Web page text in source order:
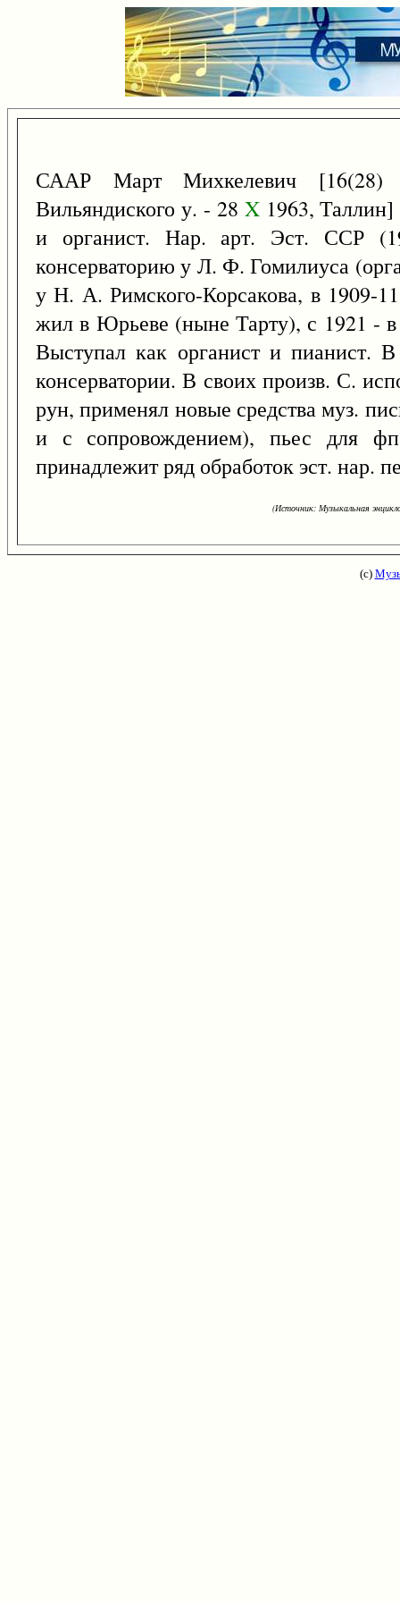
СААР Март Михкелевич
Вильяндиского у. - 28 X1963, Таллин]
и органист. Нар. арт. Эст. ССР
консерваторию у Л. Ф. Гомилиуса
у Н. А. Римского-Корсакова, в 1909-
жил в Юрьеве (ныне Тарту), с 1921 -
Выступал как органист и пианист.
консерватории. В своих произв. С.
рун, применял новые средства муз.
и с сопровождением), пьес для
принадлежит ряд обработок эст. нар.
(Источник: Музыкальная
(с)